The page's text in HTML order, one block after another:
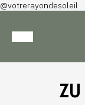
@votrerayondesoleil